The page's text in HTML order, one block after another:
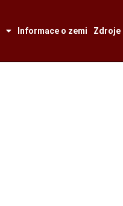
Informace o zemi Zdroje